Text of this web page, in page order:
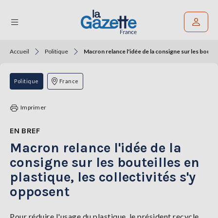
THÉMATIQUES
RÉGIONS
TENDANCES
SERVICES
LA
GAZETTE
Accueil Politique Macron relance l'idée de la consigne sur les
Politique France
Imprimer
EN BREF
Macron relance l'idée de la
consigne sur les bouteilles en
plastique, les collectivités s'y
opposent